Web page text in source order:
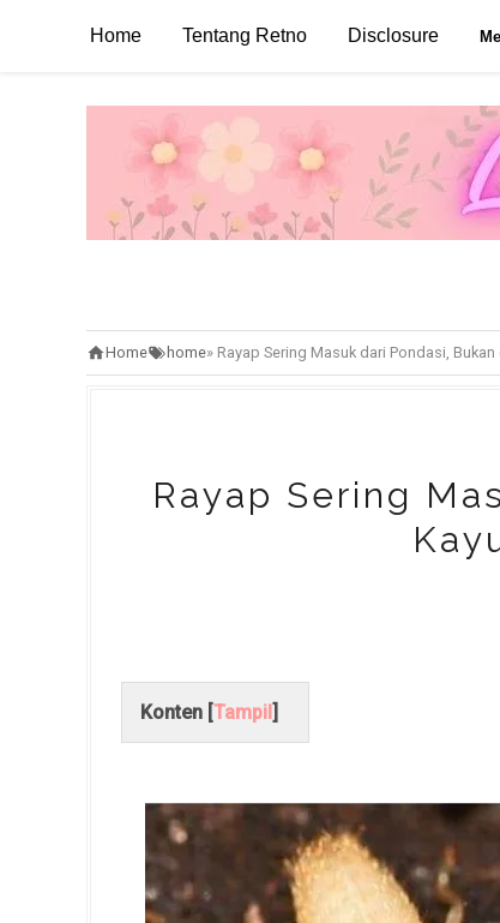
Home Tentang Retno Disclosure
Home home» Rayap Sering Masuk dari Pondasi,
Rayap Sering
Konten [Tampil]